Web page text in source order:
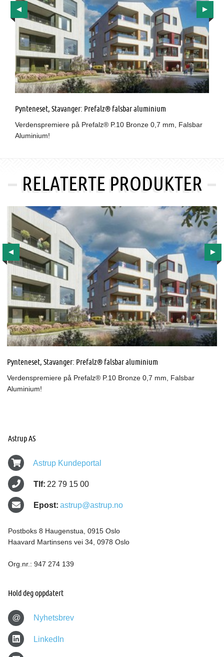
Pynteneset, Stavanger: Prefalz® falsbar aluminium
Verdenspremiere på Prefalz® P.10 Bronze 0,7 mm, Falsbar
Aluminium!
RELATERTE PRODUKTER
Pynteneset, Stavanger: Prefalz® falsbar aluminium
Verdenspremiere på Prefalz® P.10 Bronze 0,7 mm, Falsbar
Aluminium!
Astrup AS
Astrup Kundeportal
Tlf: 22 79 15 00
Epost: astrup@astrup.no
Postboks 8 Haugenstua, 0915 Oslo
Haavard Martinsens vei 34, 0978 Oslo
Org.nr.: 947 274 139
Hold deg oppdatert
@ Nyhetsbrev
LinkedIn